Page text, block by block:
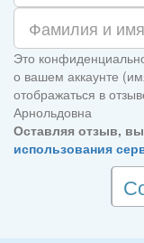
Это
о вашем аккаунте
отображаться в
Арнольдовна
Оставляя отзыв,
использования